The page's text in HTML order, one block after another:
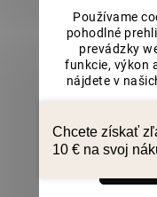
Používame
pohodlné
prevádzky
funkcie, výkon
nájdete v
Chcete získať
10 € na svoj